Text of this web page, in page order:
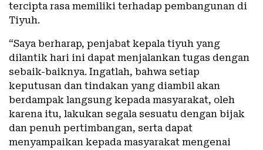
tercipta rasa memiliki terhadap pembangunan di
Tiyuh.
“Saya berharap, penjabat kepala tiyuh yang
dilantik hari ini dapat menjalankan tugas dengan
sebaik-baiknya. Ingatlah, bahwa setiap
keputusan dan tindakan yang diambil akan
berdampak langsung kepada masyarakat, oleh
karena itu, lakukan segala sesuatu dengan bijak
dan penuh pertimbangan, serta dapat
menyampaikan kepada masyarakat mengenai